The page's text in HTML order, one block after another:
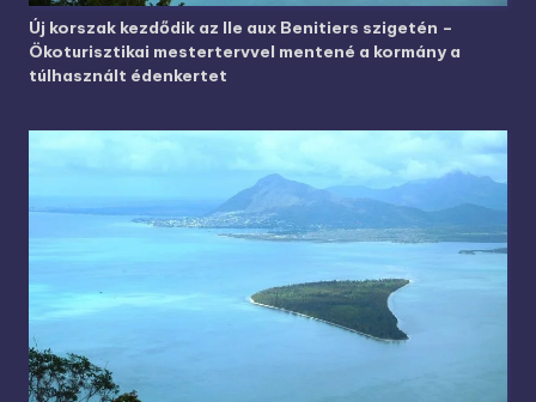
Új korszak kezdődik az Ile aux Benitiers szigetén –
Ökoturisztikai mestertervvel mentené a kormány a
túlhasznált édenkertet